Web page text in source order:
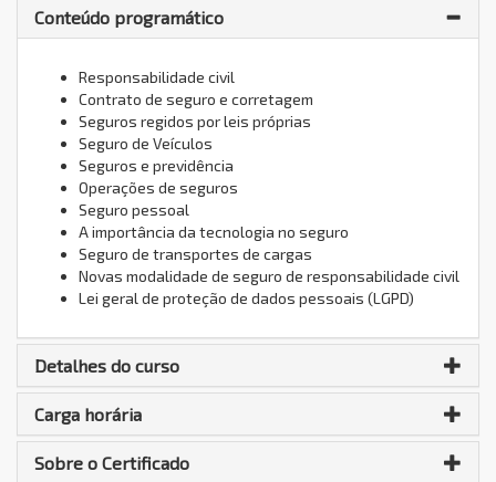
Conteúdo programático
Responsabilidade civil
Contrato de seguro e corretagem
Seguros regidos por leis próprias
Seguro de Veículos
Seguros e previdência
Operações de seguros
Seguro pessoal
A importância da tecnologia no seguro
Seguro de transportes de cargas
Novas modalidade de seguro de responsabilidade civil
Lei geral de proteção de dados pessoais (LGPD)
Detalhes do curso
Carga horária
Sobre o Certificado